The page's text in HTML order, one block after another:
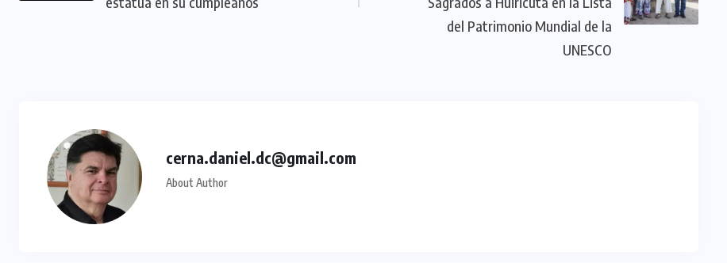
del Patrimonio Mundial de la
UNESCO
cerna.daniel.dc@gmail.com
About Author